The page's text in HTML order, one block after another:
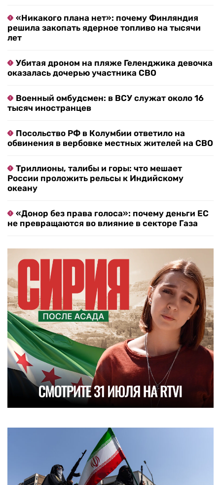
«Никакого плана нет»: почему Финляндия
решила закопать ядерное топливо на тысячи
лет
Убитая дроном на пляже Геленджика девочка
оказалась дочерью участника СВО
Военный омбудсмен: в ВСУ служат около 16
тысяч иностранцев
Посольство РФ в Колумбии ответило на
обвинения в вербовке местных жителей на СВО
Триллионы, талибы и горы: что мешает
России проложить рельсы к Индийскому
океану
«Донор без права голоса»: почему деньги ЕС
не превращаются во влияние в секторе Газа